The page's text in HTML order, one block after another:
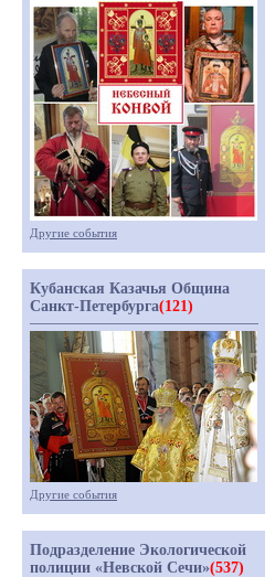
Другие события
Кубанская Казачья Община
Санкт-Петербурга(121)
Другие события
Подразделение Экологической
полиции «Невской Сечи»(537)